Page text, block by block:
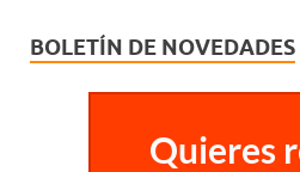
BOLETÍN DE NOVEDADES
Quieres